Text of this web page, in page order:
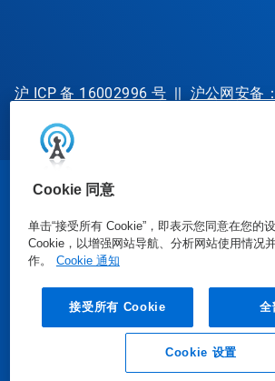
Cookie 同意
单击“接受所有 Cookie”，即表示您同意在您的
Cookie，以增强网站导航、分析网站使用情况
作。
Cookie 通知
接受所有 Cookie 全
Cookie 设置
沪 ICP 备 16002996 号 || 沪公网安备：
31010702002902 号
业务垂询
安全数据表 | 隐私政策|使